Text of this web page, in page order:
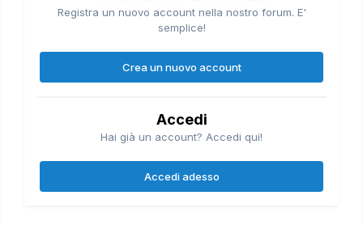
Registra un nuovo account nella nostro forum. E'
semplice!
Crea un nuovo account
Accedi
Hai già un account? Accedi qui!
Accedi adesso